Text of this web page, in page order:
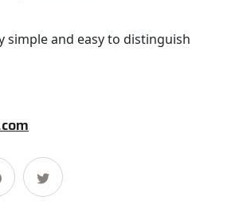
simple and easy to distinguish